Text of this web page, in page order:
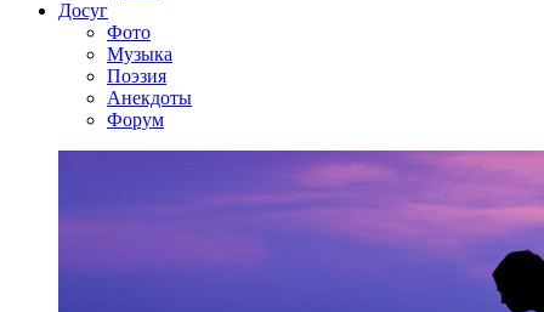
Досуг
Фото
Музыка
Поэзия
Анекдоты
Форум